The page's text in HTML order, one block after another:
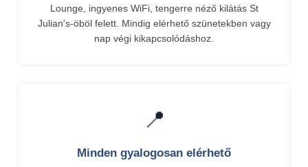
Lounge, ingyenes WiFi, tengerre néző kilátás St
Julian's-öböl felett. Mindig elérhető szünetekben vagy
nap végi kikapcsolódáshoz.
📍
Minden gyalogosan elérhető